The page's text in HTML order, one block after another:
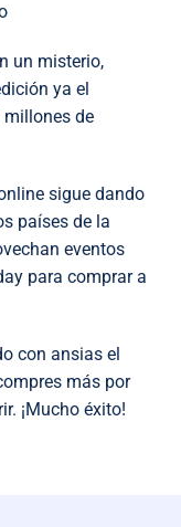
un misterio,
ya el
de
sigue dando
países de la
eventos
para comprar a
con ansias el
más por
¡Mucho éxito!